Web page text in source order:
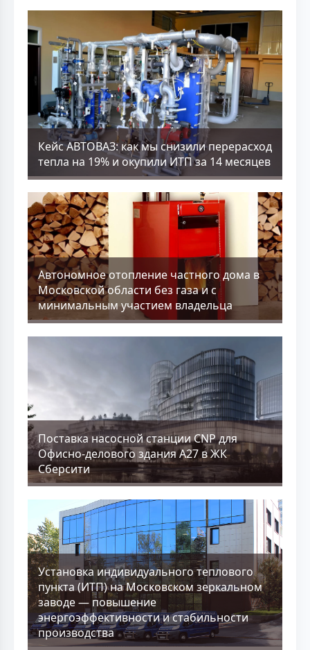
Кейс АВТОВАЗ: как мы снизили перерасход
тепла на 19% и окупили ИТП за 14 месяцев
Aвтономное отопление частного дома в
Московской области без газа и с
минимальным участием владельца
Поставка насосной станции CNP для
Офисно-делового здания А27 в ЖК
Сберсити
Установка индивидуального теплового
пункта (ИТП) на Московском зеркальном
заводе — повышение
энергоэффективности и стабильности
производства